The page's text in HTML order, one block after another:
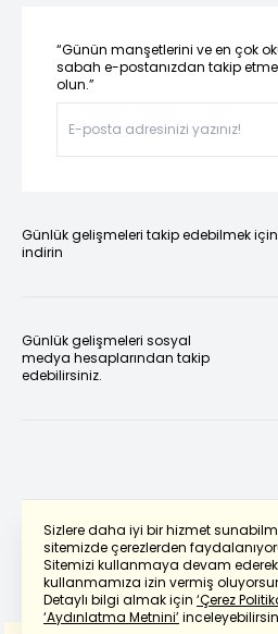
Sizlere daha iyi bir hizmet
sitemizde çerezlerden
Sitemizi kullanmaya devam ederek
kullanmamıza izin vermiş
Detaylı bilgi almak için ‘Çerez
‘Aydınlatma Metnini’
“Günün manşetlerini ve en çok
sabah e-postanızdan takip
olun.”
Günlük gelişmeleri takip edebilmek
indirin
Günlük gelişmeleri sosyal
medya hesaplarından takip
edebilirsiniz.
Powered by